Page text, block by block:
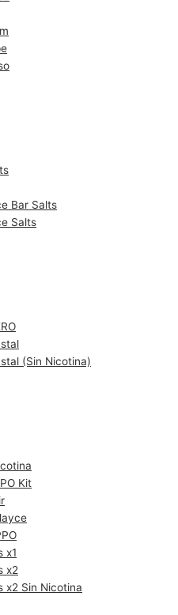
Bar Salts
Salts
(Sin Nicotina)
Kit
x1
x2
x2 Sin Nicotina